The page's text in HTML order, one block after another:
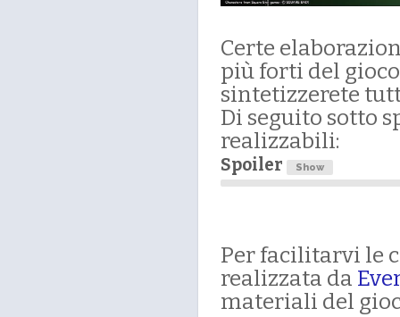
Certe
più forti del
sintetizzerete
Di seguito sotto
realizzabili:
Spoiler
Per facilitarvi le
realizzata da
materiali del